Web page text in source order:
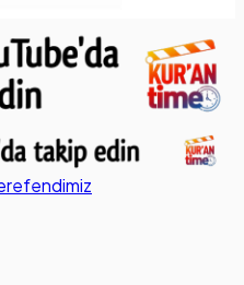
efendimiz